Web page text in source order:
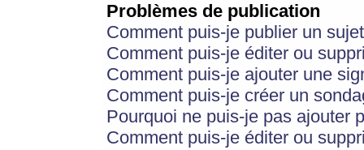
Problèmes de publication
Comment puis-je publier un
Comment puis-je éditer ou
Comment puis-je ajouter une
Comment puis-je créer un
Pourquoi ne puis-je pas ajouter
Comment puis-je éditer ou